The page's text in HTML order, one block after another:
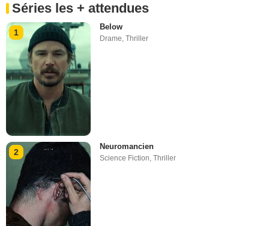
Séries les + attendues
1
Below
Drame,Thriller
2
Neuromancien
Science Fiction ,Thriller